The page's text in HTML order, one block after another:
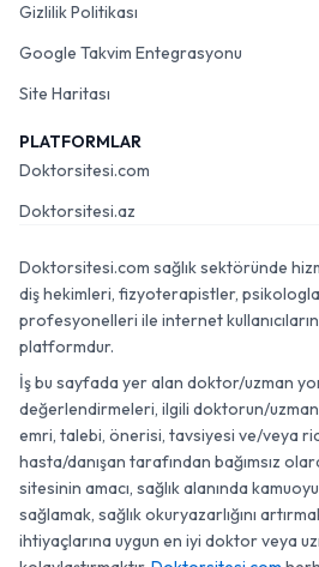
Gizlilik Politikası
Google Takvim Entegrasyonu
Site Haritası
PLATFORMLAR
Doktorsitesi.com
Doktorsitesi.az
Doktorsitesi.com sağlık sektöründe
diş hekimleri, fizyoterapistler,
profesyonelleri ile internet
platformdur.
İş bu sayfada yer alan doktor/uzman
değerlendirmeleri, ilgili doktorun/
emri, talebi, önerisi, tavsiyesi ve/veya
hasta/danışan tarafından bağımsız
sitesinin amacı, sağlık alanında
sağlamak, sağlık okuryazarlığını
ihtiyaçlarına uygun en iyi doktor veya